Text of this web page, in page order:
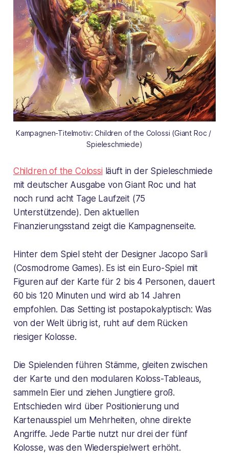
Kampagnen-Titelmotiv: Children of the Colossi (Giant Roc /
Spieleschmiede)
Children of the Colossi läuft in der Spieleschmiede
mit deutscher Ausgabe von Giant Roc und hat
noch rund acht Tage Laufzeit (75
Unterstützende). Den aktuellen
Finanzierungsstand zeigt die Kampagnenseite.
Hinter dem Spiel steht der Designer Jacopo Sarli
(Cosmodrome Games). Es ist ein Euro-Spiel mit
Figuren auf der Karte für 2 bis 4 Personen, dauert
60 bis 120 Minuten und wird ab 14 Jahren
empfohlen. Das Setting ist postapokalyptisch: Was
von der Welt übrig ist, ruht auf dem Rücken
riesiger Kolosse.
Die Spielenden führen Stämme, gleiten zwischen
der Karte und den modularen Koloss-Tableaus,
sammeln Eier und ziehen Jungtiere groß.
Entschieden wird über Positionierung und
Kartenausspiel um Mehrheiten, ohne direkte
Angriffe. Jede Partie nutzt nur drei der fünf
Kolosse, was den Wiederspielwert erhöht.